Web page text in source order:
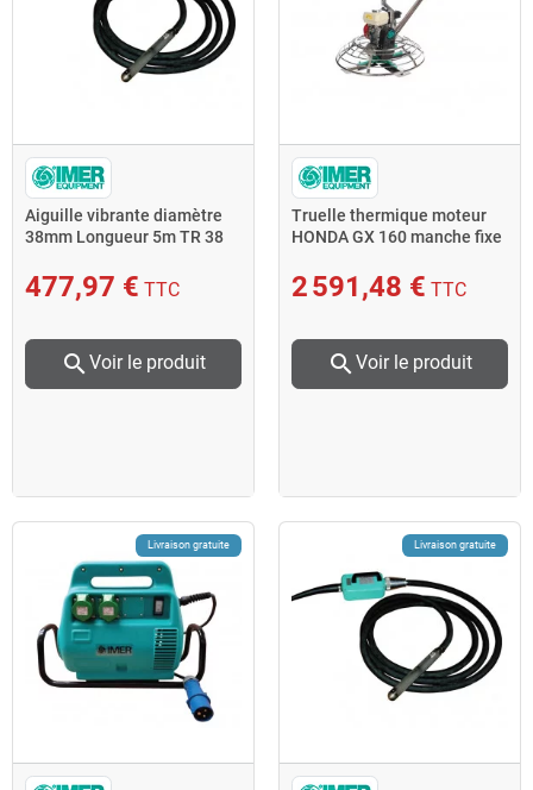
Aiguille vibrante diamètre
38mm Longueur 5m TR 38
477,97 € TTC
search Voir le produit
Truelle thermique moteur
HONDA GX 160 manche fixe
2 591,48 € TTC
search Voir le produit
Livraison gratuite Livraison gratuite